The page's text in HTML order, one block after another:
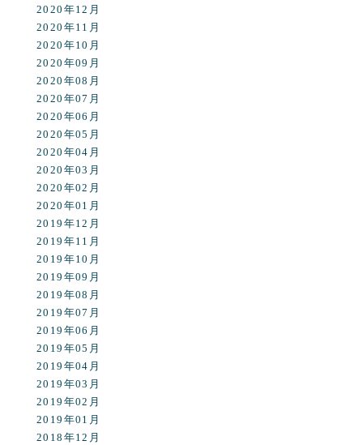
2020年12月
2020年11月
2020年10月
2020年09月
2020年08月
2020年07月
2020年06月
2020年05月
2020年04月
2020年03月
2020年02月
2020年01月
2019年12月
2019年11月
2019年10月
2019年09月
2019年08月
2019年07月
2019年06月
2019年05月
2019年04月
2019年03月
2019年02月
2019年01月
2018年12月